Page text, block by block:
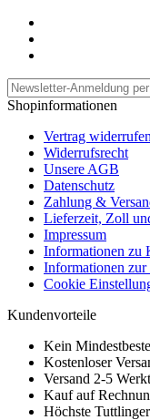
Shopinformationen
Vertrag widerrufen
Widerrufsrecht
Unsere AGB
Datenschutz
Zahlung &
Lieferzeit, Zoll
Impressum
Informationen zu
Informationen
Cookie
Kundenvorteile
Kein
Kostenloser
Versand 2-5
Kauf auf
Höchste